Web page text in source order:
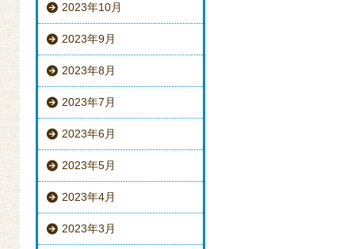
2023年10月
2023年9月
2023年8月
2023年7月
2023年6月
2023年5月
2023年4月
2023年3月